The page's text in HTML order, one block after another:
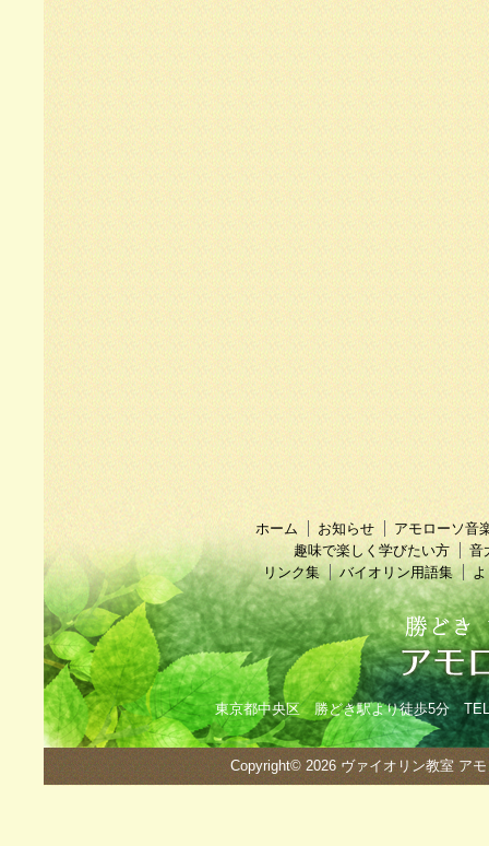
ホーム お知らせ
アモローソ音
趣味で楽しく学びたい方
音
リンク集
バイオリン用語集
東京都中央区 勝どき駅より徒歩5分
Copyright© 2026 ヴァイオリン教室 ア